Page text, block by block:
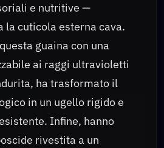
e nutritive —
la cuticola esterna cava.
guaina con una
ai raggi ultravioletti
ha trasformato il
in un ugello rigido e
Infine, hanno
rivestita a un